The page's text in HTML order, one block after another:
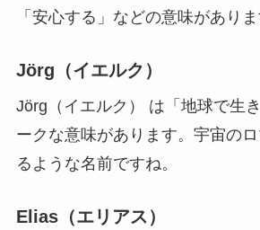
「安心する」などの意味がありま
Jörg（イエルク）
Jörg（イエルク） は 「地球で生
ークな意味があります。宇宙の
るような名前ですね。
Elias（エリアス）